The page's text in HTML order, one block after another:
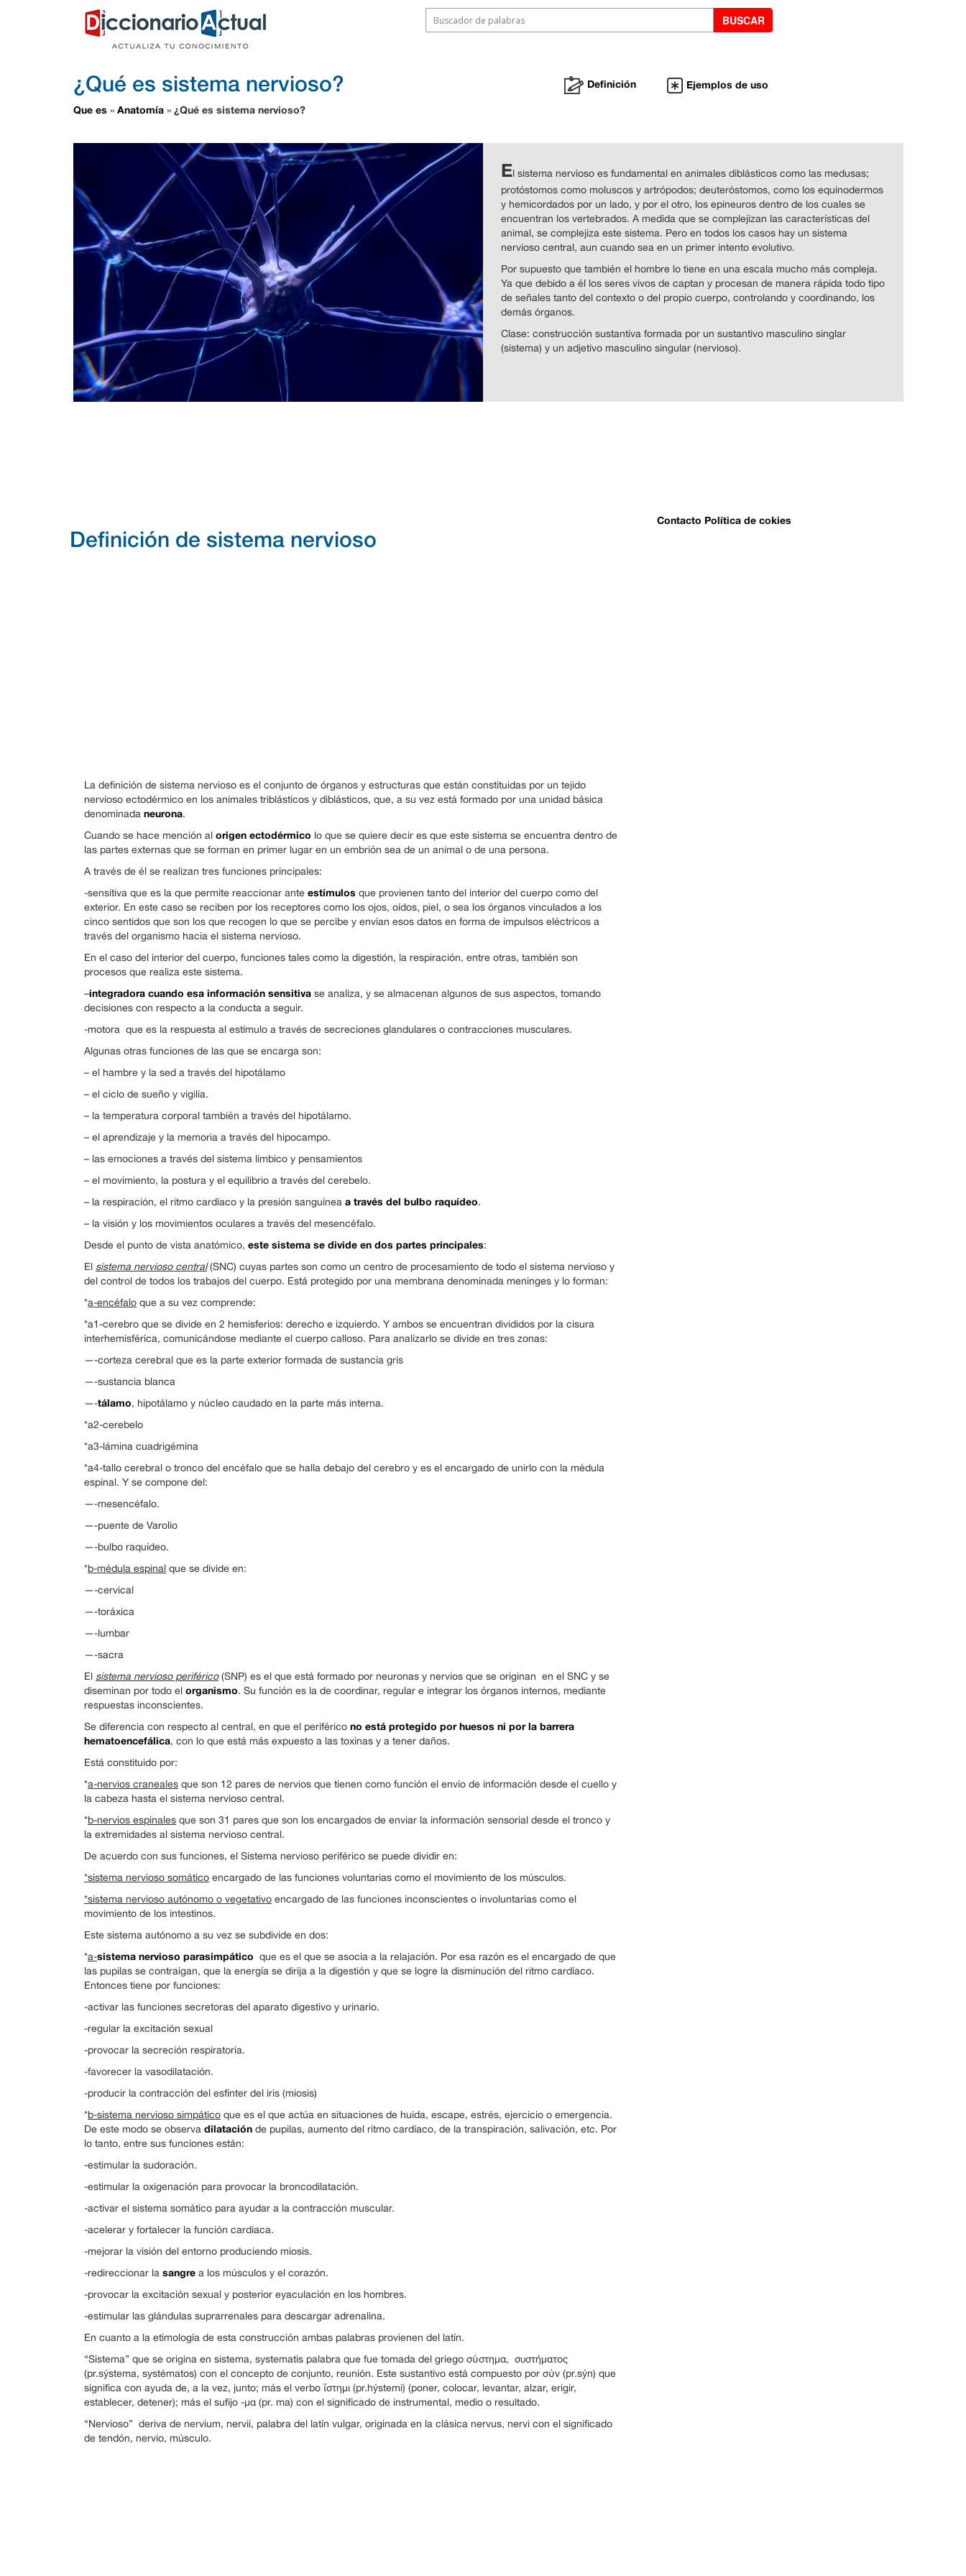
¿Qué es sistema nervioso?
Que es » Anatomía » ¿Qué es sistema nervioso?
Definición Ejemplos de uso
El sistema nervioso es fundamental en animales diblásticos como las medusas;
protóstomos como moluscos y artrópodos; deuteróstomos, como los equinodermos
y hemicordados por un lado, y por el otro, los epineuros dentro de los cuales se
encuentran los vertebrados. A medida que se complejizan las características del
animal, se complejiza este sistema. Pero en todos los casos hay un sistema
nervioso central, aun cuando sea en un primer intento evolutivo.
Por supuesto que también el hombre lo tiene en una escala mucho más compleja.
Ya que debido a él los seres vivos de captan y procesan de manera rápida todo tipo
de señales tanto del contexto o del propio cuerpo, controlando y coordinando, los
demás órganos.
Clase: construcción sustantiva formada por un sustantivo masculino singlar
(sistema) y un adjetivo masculino singular (nervioso).
Definición de sistema nervioso
La definición de sistema nervioso es el conjunto de órganos y estructuras que están constituidas por un tejido
nervioso ectodérmico en los animales triblásticos y diblásticos, que, a su vez está formado por una unidad básica
denominada neurona.
Cuando se hace mención al origen ectodérmico lo que se quiere decir es que este sistema se encuentra dentro de
las partes externas que se forman en primer lugar en un embrión sea de un animal o de una persona.
A través de él se realizan tres funciones principales:
-sensitiva que es la que permite reaccionar ante estímulos que provienen tanto del interior del cuerpo como del
exterior. En este caso se reciben por los receptores como los ojos, oídos, piel, o sea los órganos vinculados a los
cinco sentidos que son los que recogen lo que se percibe y envían esos datos en forma de impulsos eléctricos a
través del organismo hacia el sistema nervioso.
En el caso del interior del cuerpo, funciones tales como la digestión, la respiración, entre otras, también son
procesos que realiza este sistema.
–integradora cuando esa información sensitiva se analiza, y se almacenan algunos de sus aspectos, tomando
decisiones con respecto a la conducta a seguir.
-motora que es la respuesta al estímulo a través de secreciones glandulares o contracciones musculares.
Algunas otras funciones de las que se encarga son:
– el hambre y la sed a través del hipotálamo
– el ciclo de sueño y vigilia.
– la temperatura corporal también a través del hipotálamo.
– el aprendizaje y la memoria a través del hipocampo.
– las emociones a través del sistema límbico y pensamientos
– el movimiento, la postura y el equilibrio a través del cerebelo.
– la respiración, el ritmo cardíaco y la presión sanguínea a través del bulbo raquídeo.
– la visión y los movimientos oculares a través del mesencéfalo.
Desde el punto de vista anatómico, este sistema se divide en dos partes principales:
El sistema nervioso central(SNC) cuyas partes son como un centro de procesamiento de todo el sistema nervioso y
del control de todos los trabajos del cuerpo. Está protegido por una membrana denominada meninges y lo forman:
*a-encéfalo que a su vez comprende:
*a1-cerebro que se divide en 2 hemisferios: derecho e izquierdo. Y ambos se encuentran divididos por la cisura
interhemisférica, comunicándose mediante el cuerpo calloso. Para analizarlo se divide en tres zonas:
—-corteza cerebral que es la parte exterior formada de sustancia gris
—-sustancia blanca
—-tálamo, hipotálamo y núcleo caudado en la parte más interna.
*a2-cerebelo
*a3-lámina cuadrigémina
*a4-tallo cerebral o tronco del encéfalo que se halla debajo del cerebro y es el encargado de unirlo con la médula
espinal. Y se compone del:
—-mesencéfalo.
—-puente de Varolio
—-bulbo raquídeo.
*b-médula espinal que se divide en:
—-cervical
—-toráxica
—-lumbar
—-sacra
El sistema nervioso periférico(SNP) es el que está formado por neuronas y nervios que se originan en el SNC y se
diseminan por todo el organismo. Su función es la de coordinar, regular e integrar los órganos internos, mediante
respuestas inconscientes.
Se diferencia con respecto al central, en que el periférico no está protegido por huesos ni por la barrera
hematoencefálica, con lo que está más expuesto a las toxinas y a tener daños.
Está constituido por:
*a-nervios craneales que son 12 pares de nervios que tienen como función el envío de información desde el cuello y
la cabeza hasta el sistema nervioso central.
*b-nervios espinales que son 31 pares que son los encargados de enviar la información sensorial desde el tronco y
la extremidades al sistema nervioso central.
De acuerdo con sus funciones, el Sistema nervioso periférico se puede dividir en:
*sistema nervioso somático encargado de las funciones voluntarias como el movimiento de los músculos.
*sistema nervioso autónomo o vegetativo encargado de las funciones inconscientes o involuntarias como el
movimiento de los intestinos.
Este sistema autónomo a su vez se subdivide en dos:
*a-sistema nervioso parasimpático que es el que se asocia a la relajación. Por esa razón es el encargado de que
las pupilas se contraigan, que la energía se dirija a la digestión y que se logre la disminución del ritmo cardíaco.
Entonces tiene por funciones:
-activar las funciones secretoras del aparato digestivo y urinario.
-regular la excitación sexual
-provocar la secreción respiratoria.
-favorecer la vasodilatación.
-producir la contracción del esfínter del iris (miosis)
*b-sistema nervioso simpático que es el que actúa en situaciones de huida, escape, estrés, ejercicio o emergencia.
De este modo se observa dilatación de pupilas, aumento del ritmo cardíaco, de la transpiración, salivación, etc. Por
lo tanto, entre sus funciones están:
-estimular la sudoración.
-estimular la oxigenación para provocar la broncodilatación.
-activar el sistema somático para ayudar a la contracción muscular.
-acelerar y fortalecer la función cardíaca.
-mejorar la visión del entorno produciendo miosis.
-redireccionar la sangre a los músculos y el corazón.
-provocar la excitación sexual y posterior eyaculación en los hombres.
-estimular las glándulas suprarrenales para descargar adrenalina.
En cuanto a la etimología de esta construcción ambas palabras provienen del latín.
“Sistema” que se origina en sistema, systematis palabra que fue tomada del griego σύστημα, συστήματος
(pr.sýstema, systématos) con el concepto de conjunto, reunión. Este sustantivo está compuesto por σὺν (pr.sýn) que
significa con ayuda de, a la vez, junto; más el verbo ἵστημι (pr.hýstemi) (poner, colocar, levantar, alzar, erigir,
establecer, detener); más el sufijo -μα (pr. ma) con el significado de instrumental, medio o resultado.
“Nervioso” deriva de nervium, nervii, palabra del latín vulgar, originada en la clásica nervus, nervi con el significado
de tendón, nervio, músculo.
Contacto Política de cokies